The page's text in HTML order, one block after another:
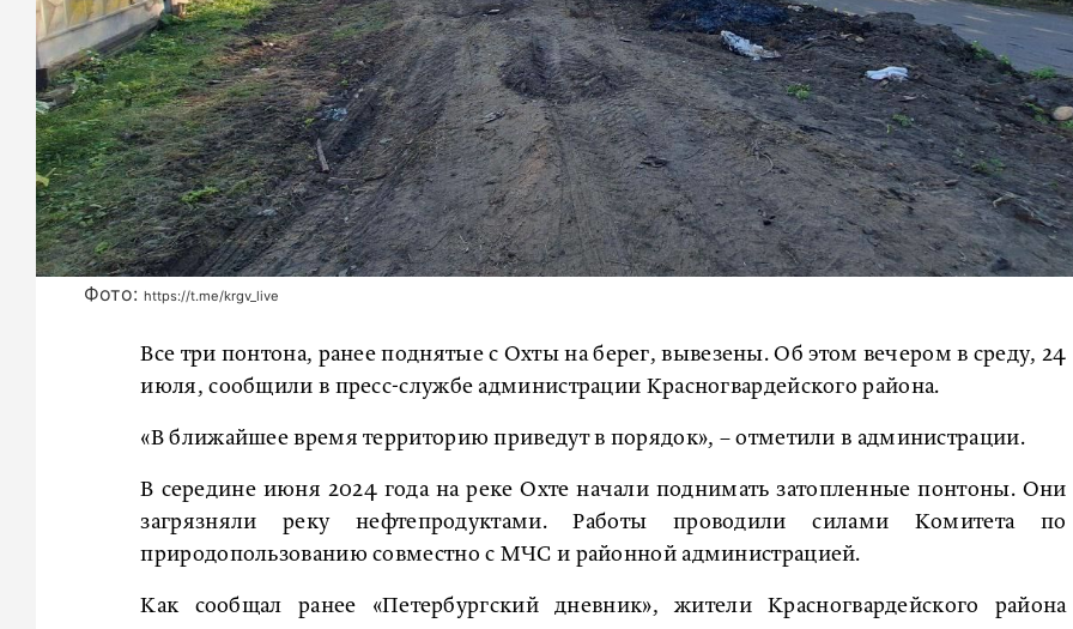
Фото: https://t.me/krgv_live
Все три понтона, ранее поднятые с Охты на берег, вывезены. Об этом вечером в среду, 24
июля, сообщили в пресс-службе администрации Красногвардейского района.
«В ближайшее время территорию приведут в порядок», – отметили в администрации.
В середине июня 2024 года на реке Охте начали поднимать затопленные понтоны. Они
загрязняли реку нефтепродуктами. Работы проводили силами Комитета по
природопользованию совместно с МЧС и районной администрацией.
Как сообщал ранее «Петербургский дневник», жители Красногвардейского района